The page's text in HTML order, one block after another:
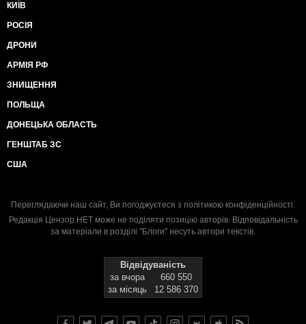
КИЇВ
РОСІЯ
ДРОНИ
АРМІЯ РФ
ЗНИЩЕННЯ
ПОЛЬЩА
ДОНЕЦЬКА ОБЛАСТЬ
ГЕНШТАБ ЗС
США
Переглядаючи наш сайт, Ви погоджуєтеся з політикою конфіденційності.
Редакція Цензор.НЕТ може не поділяти позицію авторів. Відповідальність
за матеріали в розділі "Блоги" несуть автори текстів.
Відвідуваність
за вчора
660 550
за місяць
12 586 370